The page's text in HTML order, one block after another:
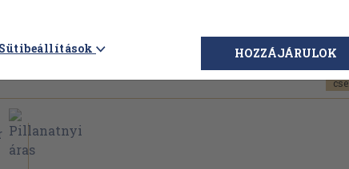
1 oldal
Egy oldalon látható: Könyvek típusa:
Sütibeállítások HOZZÁJÁRULOK